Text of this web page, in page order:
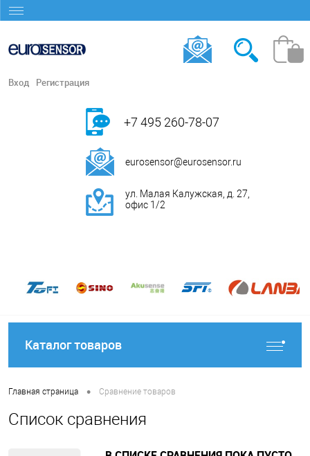
Вход Регистрация
+7 495 260-78-07
eurosensor@eurosensor.ru
ул. Малая Калужская, д. 27,
офис 1/2
Каталог товаров
Главная страница • Сравнение товаров
Список сравнения